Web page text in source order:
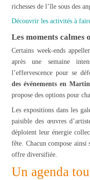
richesses de l’île sous des
Découvrir les activités à
Les moments calmes
Certains week-ends
après une semaine
l’effervescence pour se
des événements en
propose des options pour
Les expositions dans les
paisible des œuvres
déploient leur énergie
fête. Chacun compose ainsi
offre diversifiée.
Un agenda